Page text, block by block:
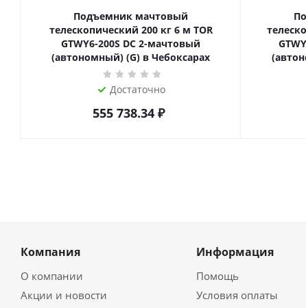
Подъемник мачтовый
телескопический 200 кг 6 м TOR
GTWY6-200S DC 2-мачтовый
(автономный) (G) в Чебоксарах
Достаточно
555 738.34₽
Компания
О компании
Акции и новости
Информация
Помощь
Условия оплаты